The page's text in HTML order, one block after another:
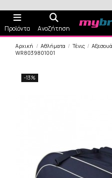
Προϊόντα Αναζήτηση
Αρχική Αθλήματα Τένις
WR8039801001
-13%